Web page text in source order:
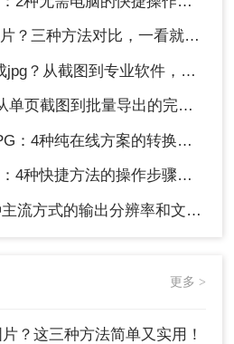
三种方法对比，一看就懂！
截图到专业软件，一篇讲清楚！
图到批量导出的完整操作路径！
在线方案的转换效果和速度对比！
方法的操作步骤和常见格式问题！
式的输出分辨率和文件体积实测！
更多 >
？这三种方法简单又实用！